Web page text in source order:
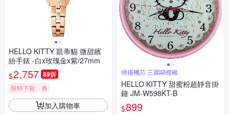
HELLO KITTY 凱蒂貓 微甜繽
紛手錶 -白x玫瑰金x紫/27mm
$2,757 89折
限時下殺 券
加入購物車
掃描機芯 三麗鷗授權
HELLO KITTY 甜蜜粉超靜音掛
鐘 JM-W598KT-B
$899